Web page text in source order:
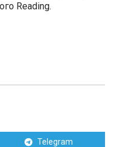
Reading.
Telegram